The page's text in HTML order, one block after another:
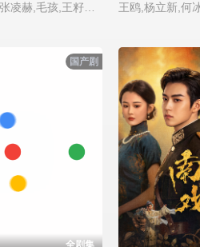
国产剧
全剧集